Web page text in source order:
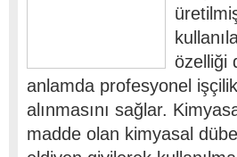
özelliği
anlamda profesyonel
alınmasını sağlar.
madde olan kimyasal